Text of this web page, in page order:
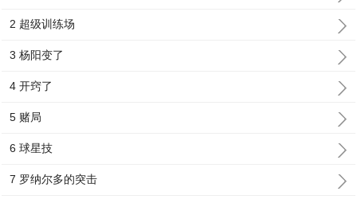
2 超级训练场
3 杨阳变了
4 开窍了
5 赌局
6 球星技
7 罗纳尔多的突击